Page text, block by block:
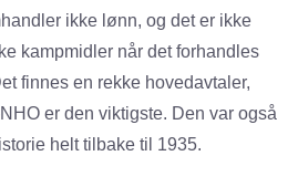
ikke lønn, og det er ikke
kampmidler når det forhandles
finnes en rekke hovedavtaler,
er den viktigste. Den var også
helt tilbake til 1935.